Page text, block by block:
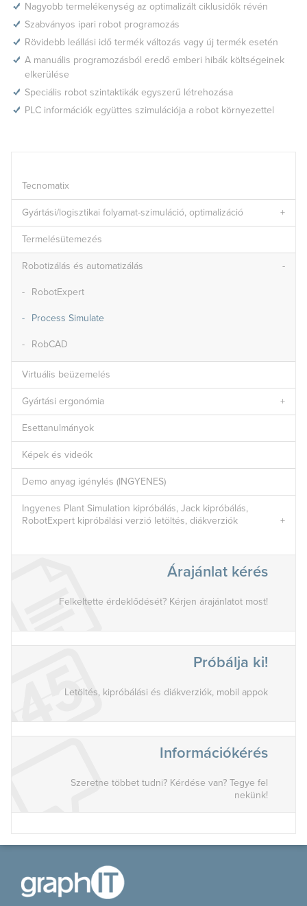
Tecnomatix
Gyártási/logisztikai folyamat-szimuláció, optimalizáció
Termelésütemezés
Robotizálás és automatizálás
RobotExpert
Process Simulate
RobCAD
Virtuális beüzemelés
Gyártási ergonómia
Esettanulmányok
Képek és videók
Demo anyag igénylés (INGYENES)
Ingyenes Plant Simulation kipróbálás, Jack kipróbálás,
RobotExpert kipróbálási verzió letöltés, diákverziók
Árajánlat kérés
Felkeltette érdeklődését? Kérjen árajánlatot most!
Próbálja ki!
Letöltés, kipróbálási és diákverziók, mobil appok
Információkérés
Szeretne többet tudni? Kérdése van? Tegye fel
nekünk!
Nagyobb termelékenység az optimalizált ciklusidők révén
Szabványos ipari robot programozás
Rövidebb leállási idő termék változás vagy új termék esetén
A manuális programozásból eredő emberi hibák költségeinek
elkerülése
Speciális robot szintaktikák egyszerű létrehozása
PLC információk együttes szimulációja a robot környezettel